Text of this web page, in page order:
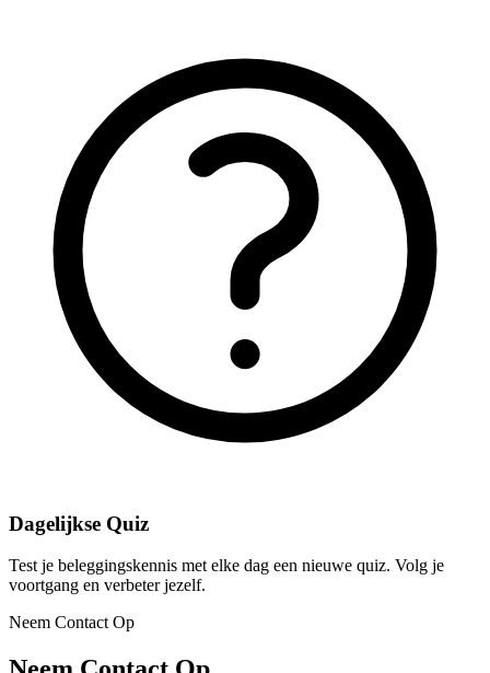
Dagelijkse Quiz
Test je beleggingskennis met elke dag een nieuwe quiz. Volg je
voortgang en verbeter jezelf.
Neem Contact Op